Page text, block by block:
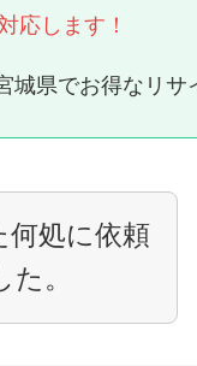
応します！
城県でお得なリサ
何処に依頼
。